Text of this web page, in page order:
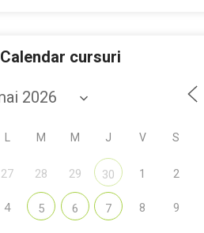
Calendar cursuri
M M J V S
27 28 29 30 1 2
4 5 6 7 8 9